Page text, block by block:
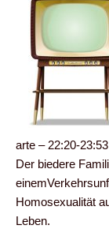
arte – 22:20-
Der biedere
Homosexualität
Leben.